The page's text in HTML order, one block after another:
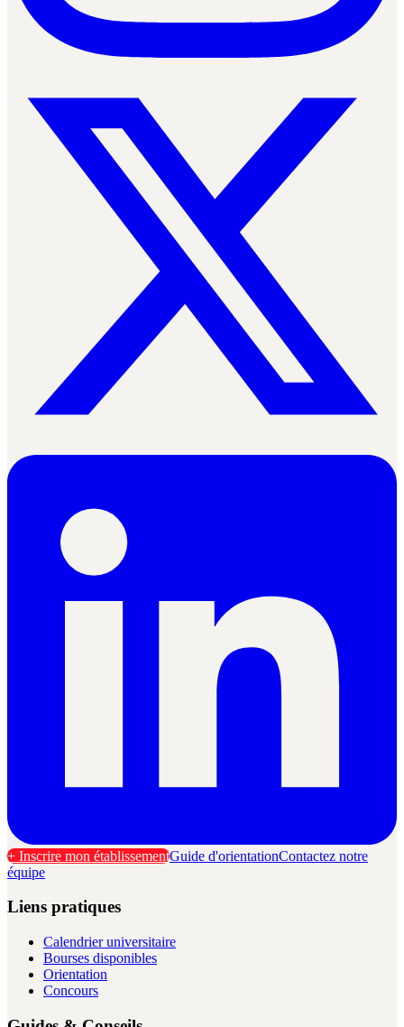
+ Inscrire mon établissementGuide d'orientationContactez notre
équipe
Liens pratiques
Calendrier universitaire
Bourses disponibles
Orientation
Concours